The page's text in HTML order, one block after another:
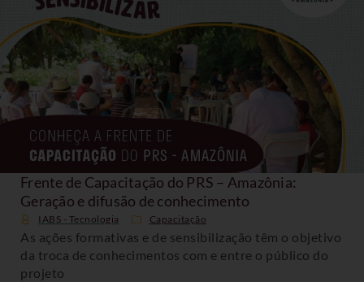
Frente de Capacitação do PRS – Amazônia:
Geração e difusão de conhecimento
IABS - Tecnologia Capacitação
As ações formativas e de sensibilização têm o objetivo
da troca de conhecimentos com e entre o público do
projeto